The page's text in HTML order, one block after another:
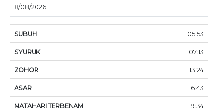
8/08/2026
05:53
07:13
13:24
16:43
19:34